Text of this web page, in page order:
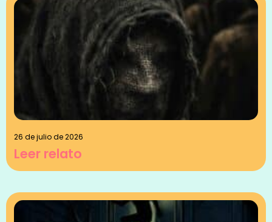
26 de julio de 2026
Leer relato